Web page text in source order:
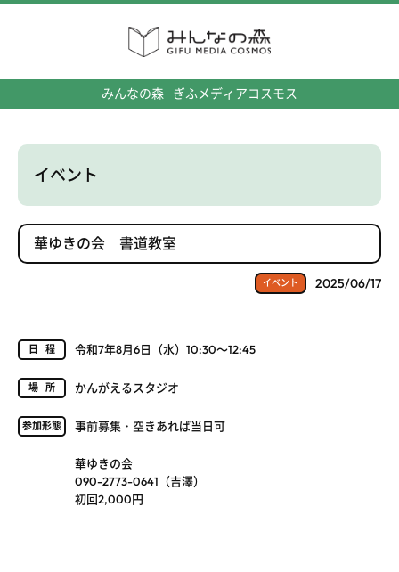
みんなの森 ぎふメディアコスモス
イベント
華ゆきの会 書道教室
イベント 2025/06/17
日程 令和7年8月6日（水）10:30～12:45
場所 かんがえるスタジオ
参加形態 事前募集・空きあれば当日可
華ゆきの会
090-2773-0641（吉澤）
初回2,000円